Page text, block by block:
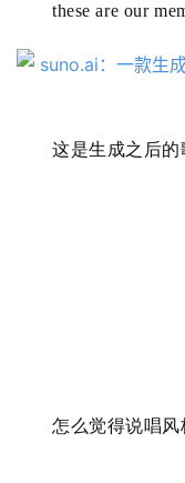
行
业
these are our
这是生成之后的
怎么觉得说唱风